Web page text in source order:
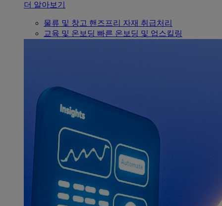
더 알아보기
물류 및 창고 핸즈프리 자재 취급처리
교육 및 온보딩 빠른 온보딩 및 업스킬링